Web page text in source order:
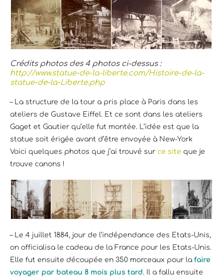
Crédits photos des 4 photos ci-dessus :
http://www.statue-de-la-liberte.com/Histoire-de-la-
statue-de-la-Liberte.php
– La structure de la tour a pris place à Paris dans les
ateliers de Gustave Eiffel. Et ce sont dans les ateliers
Gaget et Gautier qu’elle fut montée. L’idée est que la
statue soit érigée avant d’être envoyée à New-York
Voici quelques photos que j’ai trouvé sur ce site que je
trouve canons !
– Le 4 juillet 1884, jour de l’indépendance des Etats-Unis,
on officialisa le cadeau de la France pour les Etats-Unis.
Elle fut ensuite découpée en 350 morceaux pour la faire
voyager par bateau 8 mois plus tard. Il a fallu ensuite